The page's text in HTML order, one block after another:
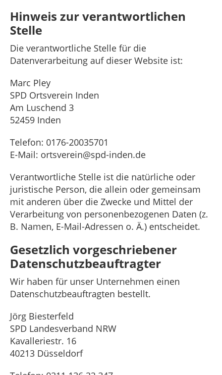
Hinweis zur verantwortlichen
Stelle
Die verantwortliche Stelle für die
Datenverarbeitung auf dieser Website ist:
Marc Pley
SPD Ortsverein Inden
Am Luschend 3
52459 Inden
Telefon: 0176-20035701
E-Mail: ortsverein@spd-inden.de
Verantwortliche Stelle ist die natürliche oder
juristische Person, die allein oder gemeinsam
mit anderen über die Zwecke und Mittel der
Verarbeitung von personenbezogenen Daten (z.
B. Namen, E-Mail-Adressen o. Ä.) entscheidet.
Gesetzlich vorgeschriebener
Datenschutzbeauftragter
Wir haben für unser Unternehmen einen
Datenschutzbeauftragten bestellt.
Jörg Biesterfeld
SPD Landesverband NRW
Kavalleriestr. 16
40213 Düsseldorf